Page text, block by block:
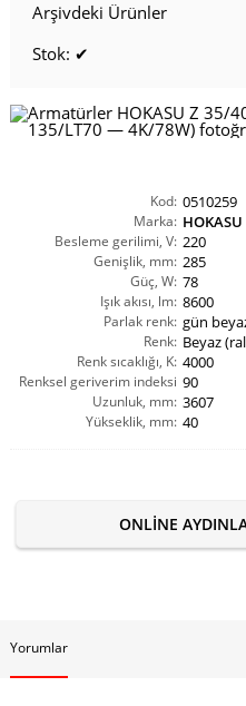
Arşivdeki Ürünler
Stok: ✔
Kod: 0510259
Marka: HOKASU
Besleme gerilimi, V: 220
Genişlik, mm: 285
Güç, W: 78
Işık akısı, lm: 8600
Parlak renk: gün
Renk: Beyaz
Renk sıcaklığı, K: 4000
Renksel geriverim indeksi
CRI(Ra):
90
Uzunluk, mm: 3607
Yükseklik, mm: 40
ONLINE
Yorumlar